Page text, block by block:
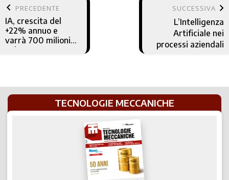
keyboard_arrow_left PRECEDENTE
IA, crescita del
+22% annuo e
varrà 700 milioni
nel 2025
SUCCESSIVA keyboard_arrow_right
L’Intelligenza
Artificiale nei
processi aziendali
TECNOLOGIE MECCANICHE